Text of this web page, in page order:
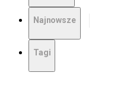
Najnowsze
Tagi